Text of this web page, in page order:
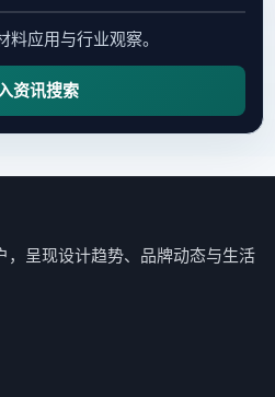
应用与行业观察。
资讯搜索
，呈现设计趋势、品牌动态与生活